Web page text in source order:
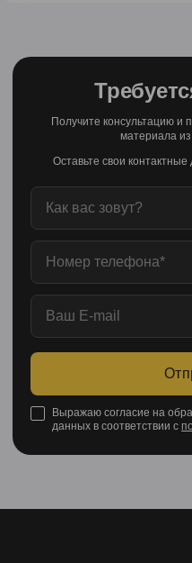
Получите консультацию и
материала из
Оставьте свои
Выражаю согласие на
данных в соответствии с